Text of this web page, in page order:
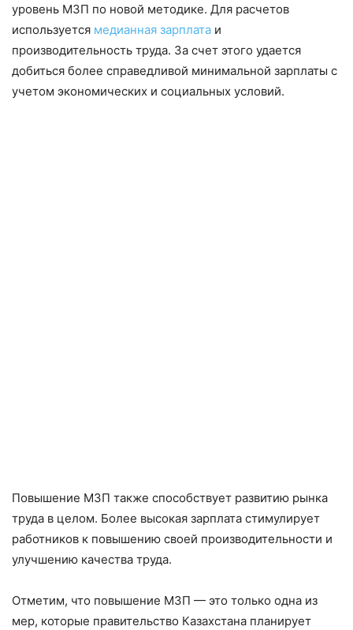
уровень МЗП по новой методике. Для расчетов
используется медианная зарплата и
производительность труда. За счет этого удается
добиться более справедливой минимальной зарплаты с
учетом экономических и социальных условий.
Повышение МЗП также способствует развитию рынка
труда в целом. Более высокая зарплата стимулирует
работников к повышению своей производительности и
улучшению качества труда.
Отметим, что повышение МЗП — это только одна из
мер, которые правительство Казахстана планирует